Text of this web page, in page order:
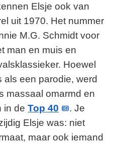
Elsje ook van
uit 1970. Het nummer
M.G. Schmidt voor
man en muis en
Hoewel
als een parodie, werd
massaal omarmd en
in de Top 40
. Je
Elsje was: niet
maar ook iemand